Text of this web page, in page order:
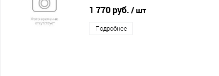
1 770 руб. / шт
Подробнее